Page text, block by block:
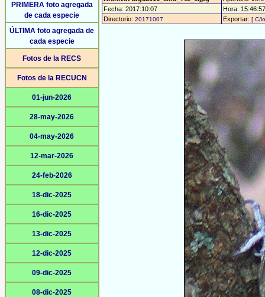
PRIMERA foto agregada
de cada especie
ÚLTIMA foto agregada de
cada especie
Fotos de la RECS
Fotos de la RECUCN
01-jun-2026
28-may-2026
04-may-2026
12-mar-2026
24-feb-2026
18-dic-2025
16-dic-2025
13-dic-2025
12-dic-2025
09-dic-2025
08-dic-2025
Fecha: 2017:10:07
Hora:
Directorio: 20171007 Exportar: [ C/